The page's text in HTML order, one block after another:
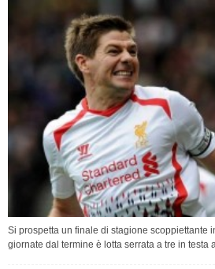
Si prospetta un finale di stagione scoppiettante
giornate dal termine è lotta serrata a tre in testa